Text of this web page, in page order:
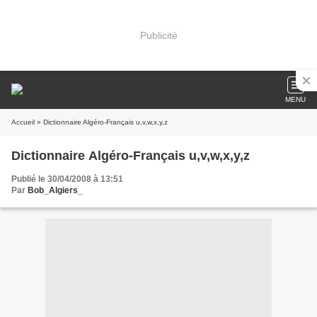
Publicité
MENU
Accueil » Dictionnaire Algéro-Français u,v,w,x,y,z
Dictionnaire Algéro-Français u,v,w,x,y,z
Publié le 30/04/2008 à 13:51
Par Bob_Algiers_